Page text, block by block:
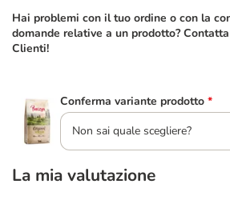
Hai problemi con il tuo ordine o con la
domande relative a un prodotto?
Clienti!
Conferma variante prodotto *
Non sai quale scegliere?
La mia valutazione